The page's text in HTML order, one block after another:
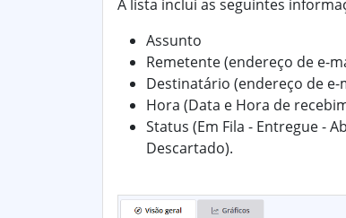
A lista inclui as seguintes
Assunto
Remetente (endereço de e-
Destinatário (endereço de e-
Hora (Data e Hora de
Status (Em Fila - Entregue -
Descartado).